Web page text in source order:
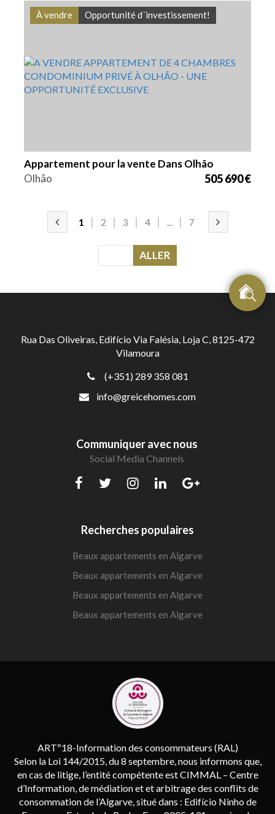
4
128,1 m2
VGH1833
À vendre Opportunité d´investissement!
Appartement pour la vente Dans Olhão
505 690 €
Olhão
1 2 3 4 ... 7
Rua Das Oliveiras, Edifício Via Falésia, Loja C, 8125-472
Vilamoura
(+351) 289 358 081
info@greicehomes.com
Communiquer avec nous
Social Media Channels
Recherches populaires
Beaux appartements en Algarve
Beaux appartements en Algarve
Beaux appartements en Algarve
Beaux appartements en Algarve
ARTº18-Information des consommateurs (RAL)
Selon la Loi 144/2015, du 8 septembre, nous informons que,
en cas de litige, l’entité compétente est CIMMAL – Centre
d’Information, de médiation et et arbitrage des conflits de
consommation de l’Algarve, situé dans : Edifício Ninho de